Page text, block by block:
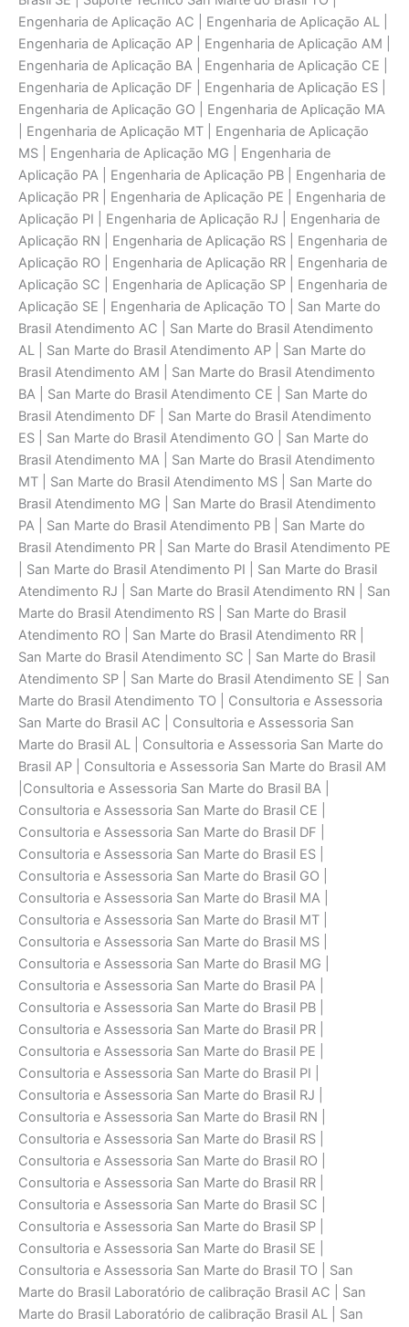
Engenharia de Aplicaçāo AC | Engenharia de Aplicaçāo AL |
Engenharia de Aplicaçāo AP | Engenharia de Aplicaçāo AM |
Engenharia de Aplicaçāo BA | Engenharia de Aplicaçāo CE |
Engenharia de Aplicaçāo DF | Engenharia de Aplicaçāo ES |
Engenharia de Aplicaçāo GO | Engenharia de Aplicaçāo MA
| Engenharia de Aplicaçāo MT | Engenharia de Aplicaçāo
MS | Engenharia de Aplicaçāo MG | Engenharia de
Aplicaçāo PA | Engenharia de Aplicaçāo PB | Engenharia de
Aplicaçāo PR | Engenharia de Aplicaçāo PE | Engenharia de
Aplicaçāo PI | Engenharia de Aplicaçāo RJ | Engenharia de
Aplicaçāo RN | Engenharia de Aplicaçāo RS | Engenharia de
Aplicaçāo RO | Engenharia de Aplicaçāo RR | Engenharia de
Aplicaçāo SC | Engenharia de Aplicaçāo SP | Engenharia de
Aplicaçāo SE | Engenharia de Aplicaçāo TO | San Marte do
Brasil Atendimento AC | San Marte do Brasil Atendimento
AL | San Marte do Brasil Atendimento AP | San Marte do
Brasil Atendimento AM | San Marte do Brasil Atendimento
BA | San Marte do Brasil Atendimento CE | San Marte do
Brasil Atendimento DF | San Marte do Brasil Atendimento
ES | San Marte do Brasil Atendimento GO | San Marte do
Brasil Atendimento MA | San Marte do Brasil Atendimento
MT | San Marte do Brasil Atendimento MS | San Marte do
Brasil Atendimento MG | San Marte do Brasil Atendimento
PA | San Marte do Brasil Atendimento PB | San Marte do
Brasil Atendimento PR | San Marte do Brasil Atendimento PE
| San Marte do Brasil Atendimento PI | San Marte do Brasil
Atendimento RJ | San Marte do Brasil Atendimento RN | San
Marte do Brasil Atendimento RS | San Marte do Brasil
Atendimento RO | San Marte do Brasil Atendimento RR |
San Marte do Brasil Atendimento SC | San Marte do Brasil
Atendimento SP | San Marte do Brasil Atendimento SE | San
Marte do Brasil Atendimento TO | Consultoria e Assessoria
San Marte do Brasil AC | Consultoria e Assessoria San
Marte do Brasil AL | Consultoria e Assessoria San Marte do
Brasil AP | Consultoria e Assessoria San Marte do Brasil AM
|Consultoria e Assessoria San Marte do Brasil BA |
Consultoria e Assessoria San Marte do Brasil CE |
Consultoria e Assessoria San Marte do Brasil DF |
Consultoria e Assessoria San Marte do Brasil ES |
Consultoria e Assessoria San Marte do Brasil GO |
Consultoria e Assessoria San Marte do Brasil MA |
Consultoria e Assessoria San Marte do Brasil MT |
Consultoria e Assessoria San Marte do Brasil MS |
Consultoria e Assessoria San Marte do Brasil MG |
Consultoria e Assessoria San Marte do Brasil PA |
Consultoria e Assessoria San Marte do Brasil PB |
Consultoria e Assessoria San Marte do Brasil PR |
Consultoria e Assessoria San Marte do Brasil PE |
Consultoria e Assessoria San Marte do Brasil PI |
Consultoria e Assessoria San Marte do Brasil RJ |
Consultoria e Assessoria San Marte do Brasil RN |
Consultoria e Assessoria San Marte do Brasil RS |
Consultoria e Assessoria San Marte do Brasil RO |
Consultoria e Assessoria San Marte do Brasil RR |
Consultoria e Assessoria San Marte do Brasil SC |
Consultoria e Assessoria San Marte do Brasil SP |
Consultoria e Assessoria San Marte do Brasil SE |
Consultoria e Assessoria San Marte do Brasil TO | San
Marte do Brasil Laboratório de calibraçāo Brasil AC | San
Marte do Brasil Laboratório de calibraçāo Brasil AL | San